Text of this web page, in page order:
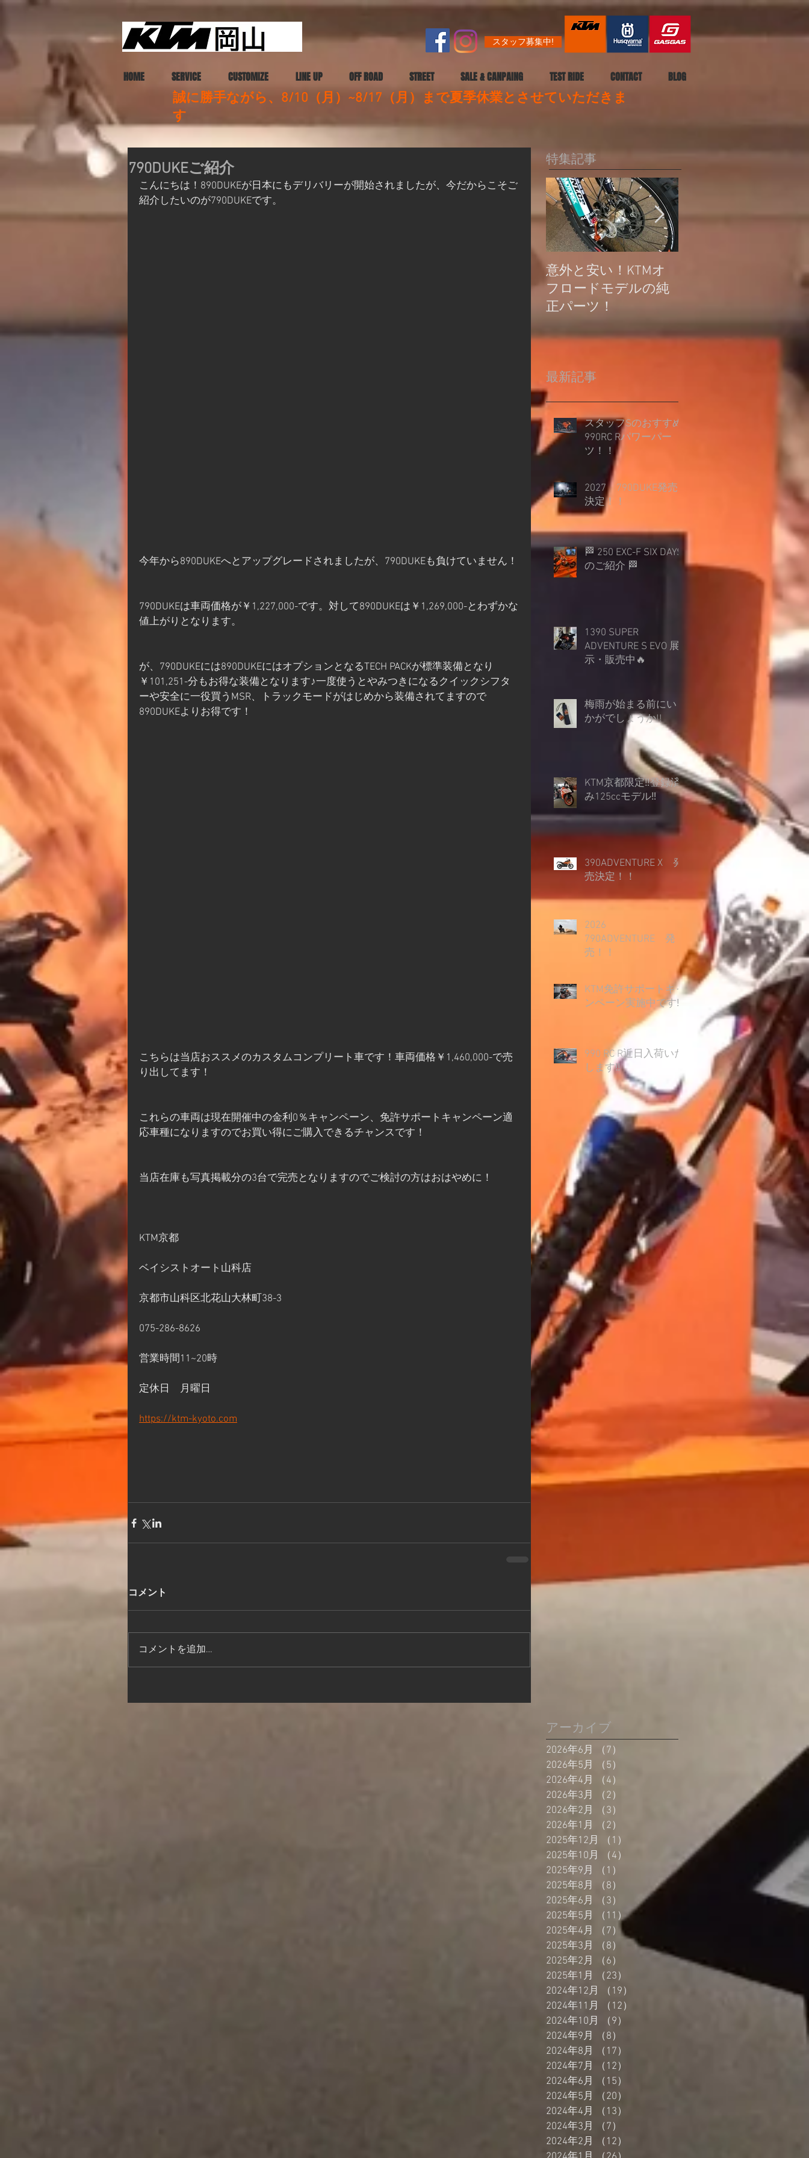
スタッフ募集中!
HOME SERVICE CUSTOMIZE LINE UP OFF ROAD STREET SALE & CANPAING TEST RIDE CONTACT BLOG
誠に勝手ながら、8/10（月）~8/17（月）まで夏季休業とさせていただきま
す
790DUKEご紹介
こんにちは！890DUKEが日本にもデリバリーが開始されましたが、今だからこそご
紹介したいのが790DUKEです。
今年から890DUKEへとアップグレードされましたが、790DUKEも負けていません！
790DUKEは車両価格が￥1,227,000-です。対して890DUKEは￥1,269,000-とわずかな
値上がりとなります。
が、790DUKEには890DUKEにはオプションとなるTECH PACKが標準装備となり
￥101,251-分もお得な装備となります♪一度使うとやみつきになるクイックシフタ
ーや安全に一役買うMSR、トラックモードがはじめから装備されてますので
890DUKEよりお得です！
こちらは当店おススメのカスタムコンプリート車です！車両価格￥1,460,000-で売
り出してます！
これらの車両は現在開催中の金利0％キャンペーン、免許サポートキャンペーン適
応車種になりますのでお買い得にご購入できるチャンスです！
当店在庫も写真掲載分の3台で完売となりますのでご検討の方はおはやめに！
KTM京都
ベイシストオート山科店
京都市山科区北花山大林町38-3
075-286-8626
営業時間11~20時
定休日　月曜日
https://ktm-kyoto.com
コメント
コメントを追加…
特集記事
意外と安い！KTMオ
フロードモデルの純
正パーツ！
最新記事
スタッフSのおすすめ
990RC Rパワーパー
ツ！！
2027 790DUKE発売
決定！！
🏁 250 EXC-F SIX DAYS
のご紹介 🏁
1390 SUPER
ADVENTURE S EVO 展
示・販売中🔥
梅雨が始まる前にい
かがでしょうか︎!!
KTM京都限定‼登録済
み125ccモデル‼
390ADVENTURE X 発
売決定！！
2026
790ADVENTURE 発
売！！
KTM免許サポートキャ
ンペーン実施中です‼
990 RC R近日入荷いた
します‼
アーカイブ
2026年6月 （7）
2026年5月
（5）
2026年4月
（4）
2026年3月
（2）
2026年2月
（3）
2026年1月
（2）
2025年12月
（1）
2025年10月
（4）
2025年9月
（1）
2025年8月
（8）
8件の記事
2025年6月
（3）
3件の記事
2025年5月
（11）11件の記事
2025年4月
（7）7件の記事
2025年3月
（8）
8件の記事
2025年2月
（6）
2025年1月
（23）
2024年12月
（19）
2024年11月
（12）
2024年10月
（9）
2024年9月
（8）
2024年8月
（17）
2024年7月
（12）
2024年6月
（15）
2024年5月
（20）
2024年4月
（13）
2024年3月
（7）
2024年2月
（12）